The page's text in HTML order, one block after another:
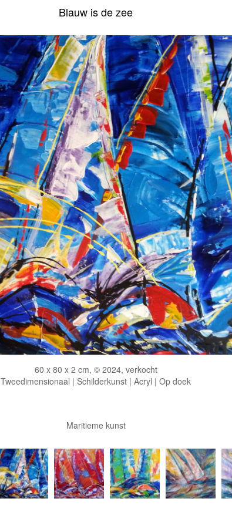
Blauw is de zee
60 x 80 x 2 cm, © 2024, verkocht
Tweedimensionaal | Schilderkunst | Acryl | Op doek
Maritieme kunst